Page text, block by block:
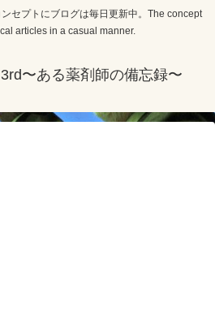
ンセプトにブログは毎日更新中。The concept
articles in a casual manner.
〜ある薬剤師の備忘録〜